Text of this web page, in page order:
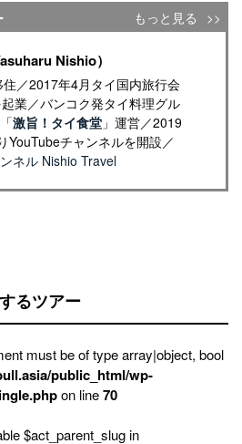
もっと見る
Nishio）
／2017年4月タイ国内旅行会
業／バンコク発タイ料理グル
激旨！タイ食堂」運営／2019
YouTubeチャンネルを開設／
ネル Nishio Travel
るツアー
must be of type array|object, bool
public_html/wp-
on line70
$act_parent_slug in